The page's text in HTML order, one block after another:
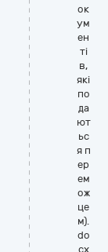
ок
ум
ен
ті
в,
які
по
да
ют
ьс
я п
ер
ем
ож
це
м).
do
cx